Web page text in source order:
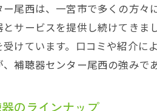
一宮
尾西は、一宮市で多くの方々
とサービスを提供し続けてき
受けています。口コミや紹介
、補聴器センター尾西の強み
のラインナップ